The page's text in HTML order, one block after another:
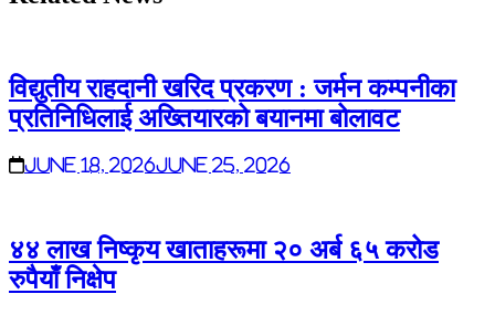
विद्युतीय राहदानी खरिद प्रकरण : जर्मन कम्पनीका
प्रतिनिधिलाई अख्तियारको बयानमा बोलावट
June 18, 2026June 25, 2026
४४ लाख निष्कृय खाताहरूमा २० अर्ब ६५ करोड
रुपैयाँ निक्षेप